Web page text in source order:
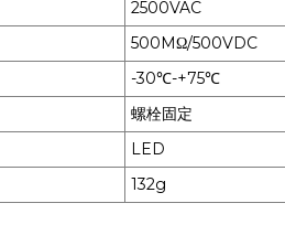
2500VAC
500MΩ/500VDC
-30℃-+75℃
螺栓固定
LED
132g